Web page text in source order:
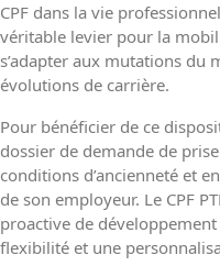
CPF dans la vie
véritable levier pour la
s’adapter aux mutations du
évolutions de carrière.
Pour bénéficier de ce
dossier de demande de
conditions d’ancienneté et
de son employeur. Le CPF
proactive de
flexibilité et une